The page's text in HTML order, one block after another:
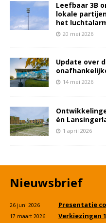
Leefbaar 3B
lokale
het
20 mei 2026
Update over
14 mei 2026
én
1 april 2026
Nieuwsbrief
26 juni 2026 Presentatie
17 maart 2026 Verkiezingen